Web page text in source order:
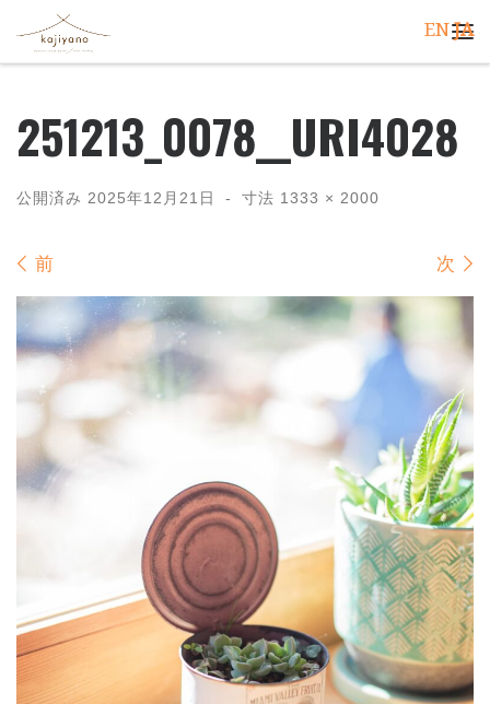
コンテンツへスキップ
251213_0078__URI4028
公開済み 2025年12月21日 - 寸法 1333 × 2000
画像ナビゲーション
前 次
EN JA